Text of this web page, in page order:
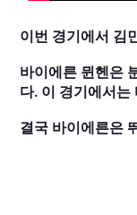
이번 경기에서 김
바이에른 뮌헨은
다. 이 경기에서는
결국 바이에른은